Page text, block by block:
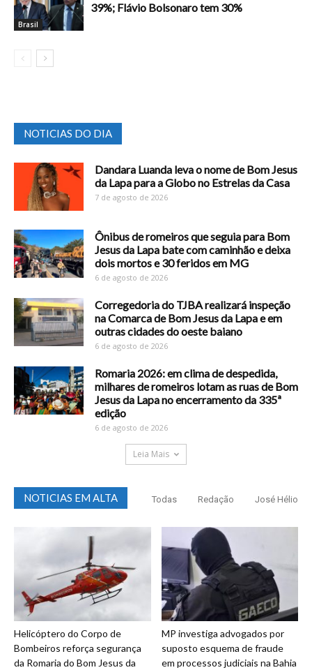
Brasil
39%; Flávio Bolsonaro tem 30%
NOTICIAS DO DIA
Dandara Luanda leva o nome de Bom Jesus
da Lapa para a Globo no Estrelas da Casa
7 de agosto de 2026
Ônibus de romeiros que seguia para Bom
Jesus da Lapa bate com caminhão e deixa
dois mortos e 30 feridos em MG
6 de agosto de 2026
Corregedoria do TJBA realizará inspeção
na Comarca de Bom Jesus da Lapa e em
outras cidades do oeste baiano
6 de agosto de 2026
Romaria 2026: em clima de despedida,
milhares de romeiros lotam as ruas de Bom
Jesus da Lapa no encerramento da 335ª
edição
6 de agosto de 2026
Leia Mais
NOTICIAS EM ALTA Todas Redação José Hélio
Helicóptero do Corpo de
Bombeiros reforça segurança
da Romaria do Bom Jesus da
MP investiga advogados por
suposto esquema de fraude
em processos judiciais na Bahia